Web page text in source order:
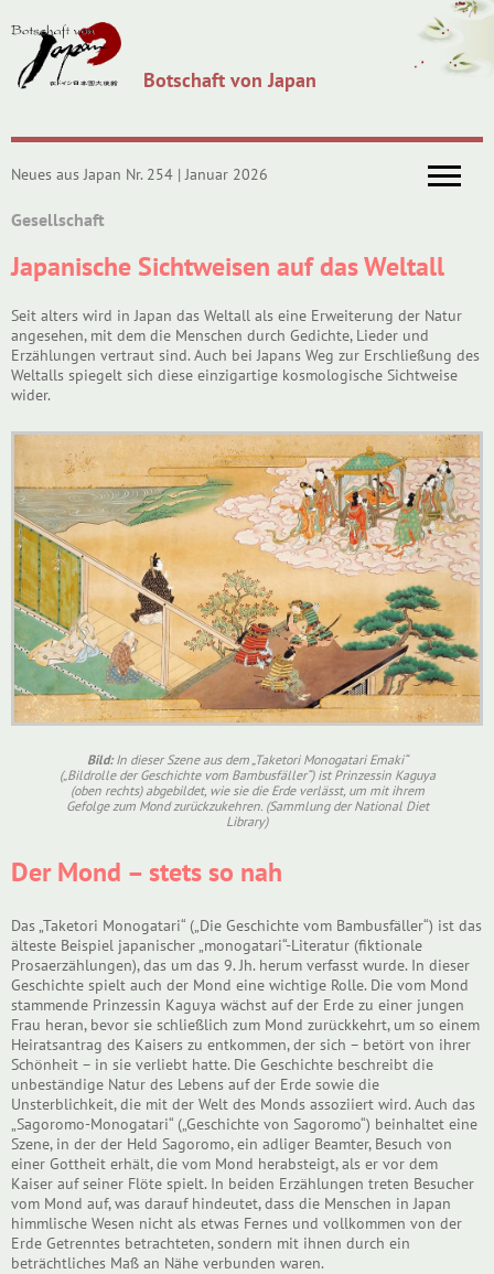
Botschaft von Japan
Neues aus Japan Nr. 254 | Januar 2026
Gesellschaft
Japanische Sichtweisen auf das Weltall
Seit alters wird in Japan das Weltall als eine Erweiterung der Natur
angesehen, mit dem die Menschen durch Gedichte, Lieder und
Erzählungen vertraut sind. Auch bei Japans Weg zur Erschließung des
Weltalls spiegelt sich diese einzigartige kosmologische Sichtweise
wider.
Bild:In dieser Szene aus dem „Taketori Monogatari Emaki“
(„Bildrolle der Geschichte vom Bambusfäller“) ist Prinzessin Kaguya
(oben rechts) abgebildet, wie sie die Erde verlässt, um mit ihrem
Gefolge zum Mond zurückzukehren. (Sammlung der National Diet
Library)
Der Mond – stets so nah
Das „Taketori Monogatari“ („Die Geschichte vom Bambusfäller“) ist das
älteste Beispiel japanischer „monogatari“-Literatur (fiktionale
Prosaerzählungen), das um das 9. Jh. herum verfasst wurde. In dieser
Geschichte spielt auch der Mond eine wichtige Rolle. Die vom Mond
stammende Prinzessin Kaguya wächst auf der Erde zu einer jungen
Frau heran, bevor sie schließlich zum Mond zurückkehrt, um so einem
Heiratsantrag des Kaisers zu entkommen, der sich – betört von ihrer
Schönheit – in sie verliebt hatte. Die Geschichte beschreibt die
unbeständige Natur des Lebens auf der Erde sowie die
Unsterblichkeit, die mit der Welt des Monds assoziiert wird. Auch das
„Sagoromo-Monogatari“ („Geschichte von Sagoromo“) beinhaltet eine
Szene, in der der Held Sagoromo, ein adliger Beamter, Besuch von
einer Gottheit erhält, die vom Mond herabsteigt, als er vor dem
Kaiser auf seiner Flöte spielt. In beiden Erzählungen treten Besucher
vom Mond auf, was darauf hindeutet, dass die Menschen in Japan
himmlische Wesen nicht als etwas Fernes und vollkommen von der
Erde Getrenntes betrachteten, sondern mit ihnen durch ein
beträchtliches Maß an Nähe verbunden waren.